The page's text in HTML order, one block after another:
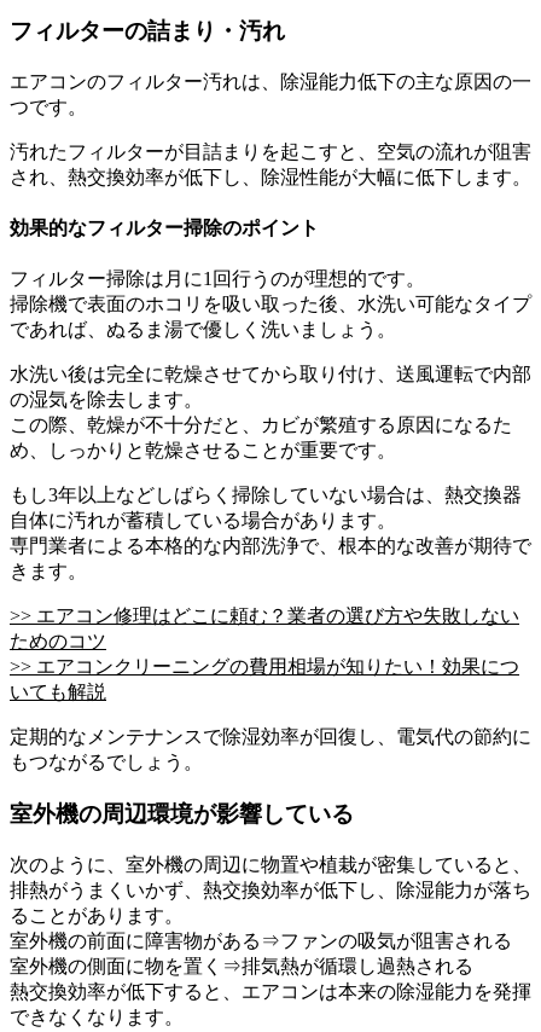
フィルターの詰まり・汚れ
エアコンのフィルター汚れは、除湿能力低下の主な原因の一
つです。
汚れたフィルターが目詰まりを起こすと、空気の流れが阻害
され、熱交換効率が低下し、除湿性能が大幅に低下します。
効果的なフィルター掃除のポイント
フィルター掃除は月に1回行うのが理想的です。
掃除機で表面のホコリを吸い取った後、水洗い可能なタイプ
であれば、ぬるま湯で優しく洗いましょう。
水洗い後は完全に乾燥させてから取り付け、送風運転で内部
の湿気を除去します。
この際、乾燥が不十分だと、カビが繁殖する原因になるた
め、しっかりと乾燥させることが重要です。
もし3年以上などしばらく掃除していない場合は、熱交換器
自体に汚れが蓄積している場合があります。
専門業者による本格的な内部洗浄で、根本的な改善が期待で
きます。
>> エアコン修理はどこに頼む？業者の選び方や失敗しない
ためのコツ
>> エアコンクリーニングの費用相場が知りたい！効果につ
いても解説
定期的なメンテナンスで除湿効率が回復し、電気代の節約に
もつながるでしょう。
室外機の周辺環境が影響している
次のように、室外機の周辺に物置や植栽が密集していると、
排熱がうまくいかず、熱交換効率が低下し、除湿能力が落ち
ることがあります。
室外機の前面に障害物がある⇒ファンの吸気が阻害される
室外機の側面に物を置く⇒排気熱が循環し過熱される
熱交換効率が低下すると、エアコンは本来の除湿能力を発揮
できなくなります。